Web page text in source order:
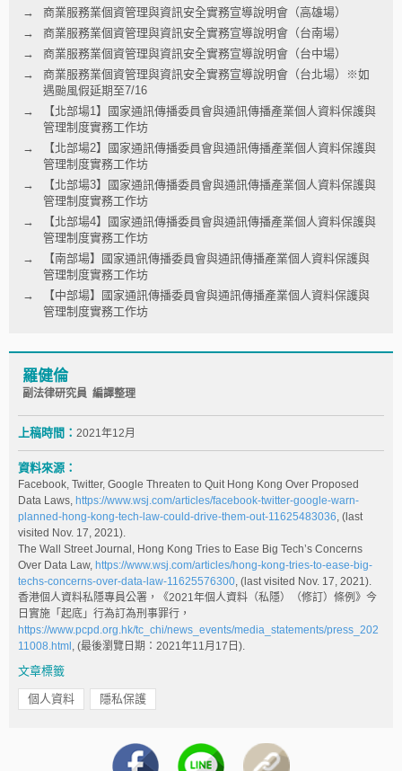
商業服務業個資管理與資訊安全實務宣導說明會（高雄場）
商業服務業個資管理與資訊安全實務宣導說明會（台南場）
商業服務業個資管理與資訊安全實務宣導說明會（台中場）
商業服務業個資管理與資訊安全實務宣導說明會（台北場）※如
遇颱風假延期至7/16
【北部場1】國家通訊傳播委員會與通訊傳播產業個人資料保護與
管理制度實務工作坊
【北部場2】國家通訊傳播委員會與通訊傳播產業個人資料保護與
管理制度實務工作坊
【北部場3】國家通訊傳播委員會與通訊傳播產業個人資料保護與
管理制度實務工作坊
【北部場4】國家通訊傳播委員會與通訊傳播產業個人資料保護與
管理制度實務工作坊
【南部場】國家通訊傳播委員會與通訊傳播產業個人資料保護與
管理制度實務工作坊
【中部場】國家通訊傳播委員會與通訊傳播產業個人資料保護與
管理制度實務工作坊
羅健倫
副法律研究員 編譯整理
上稿時間： 2021年12月
資料來源：
Facebook, Twitter, Google Threaten to Quit Hong Kong Over Proposed
Data Laws, https://www.wsj.com/articles/facebook-twitter-google-warn-
planned-hong-kong-tech-law-could-drive-them-out-11625483036, (last
visited Nov. 17, 2021).
The Wall Street Journal, Hong Kong Tries to Ease Big Tech’s Concerns
Over Data Law, https://www.wsj.com/articles/hong-kong-tries-to-ease-big-
techs-concerns-over-data-law-11625576300, (last visited Nov. 17, 2021).
香港個人資料私隱專員公署，《2021年個人資料（私隱）（修訂）條例》今
日實施「起底」行為訂為刑事罪行，
https://www.pcpd.org.hk/tc_chi/news_events/media_statements/press_202
11008.html , (最後瀏覽日期：2021年11月17日).
文章標籤
個人資料 隱私保護